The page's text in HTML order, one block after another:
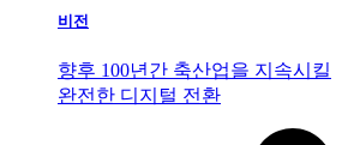
비전
향후 100년간 축산업을 지속시킬
완전한 디지털 전환